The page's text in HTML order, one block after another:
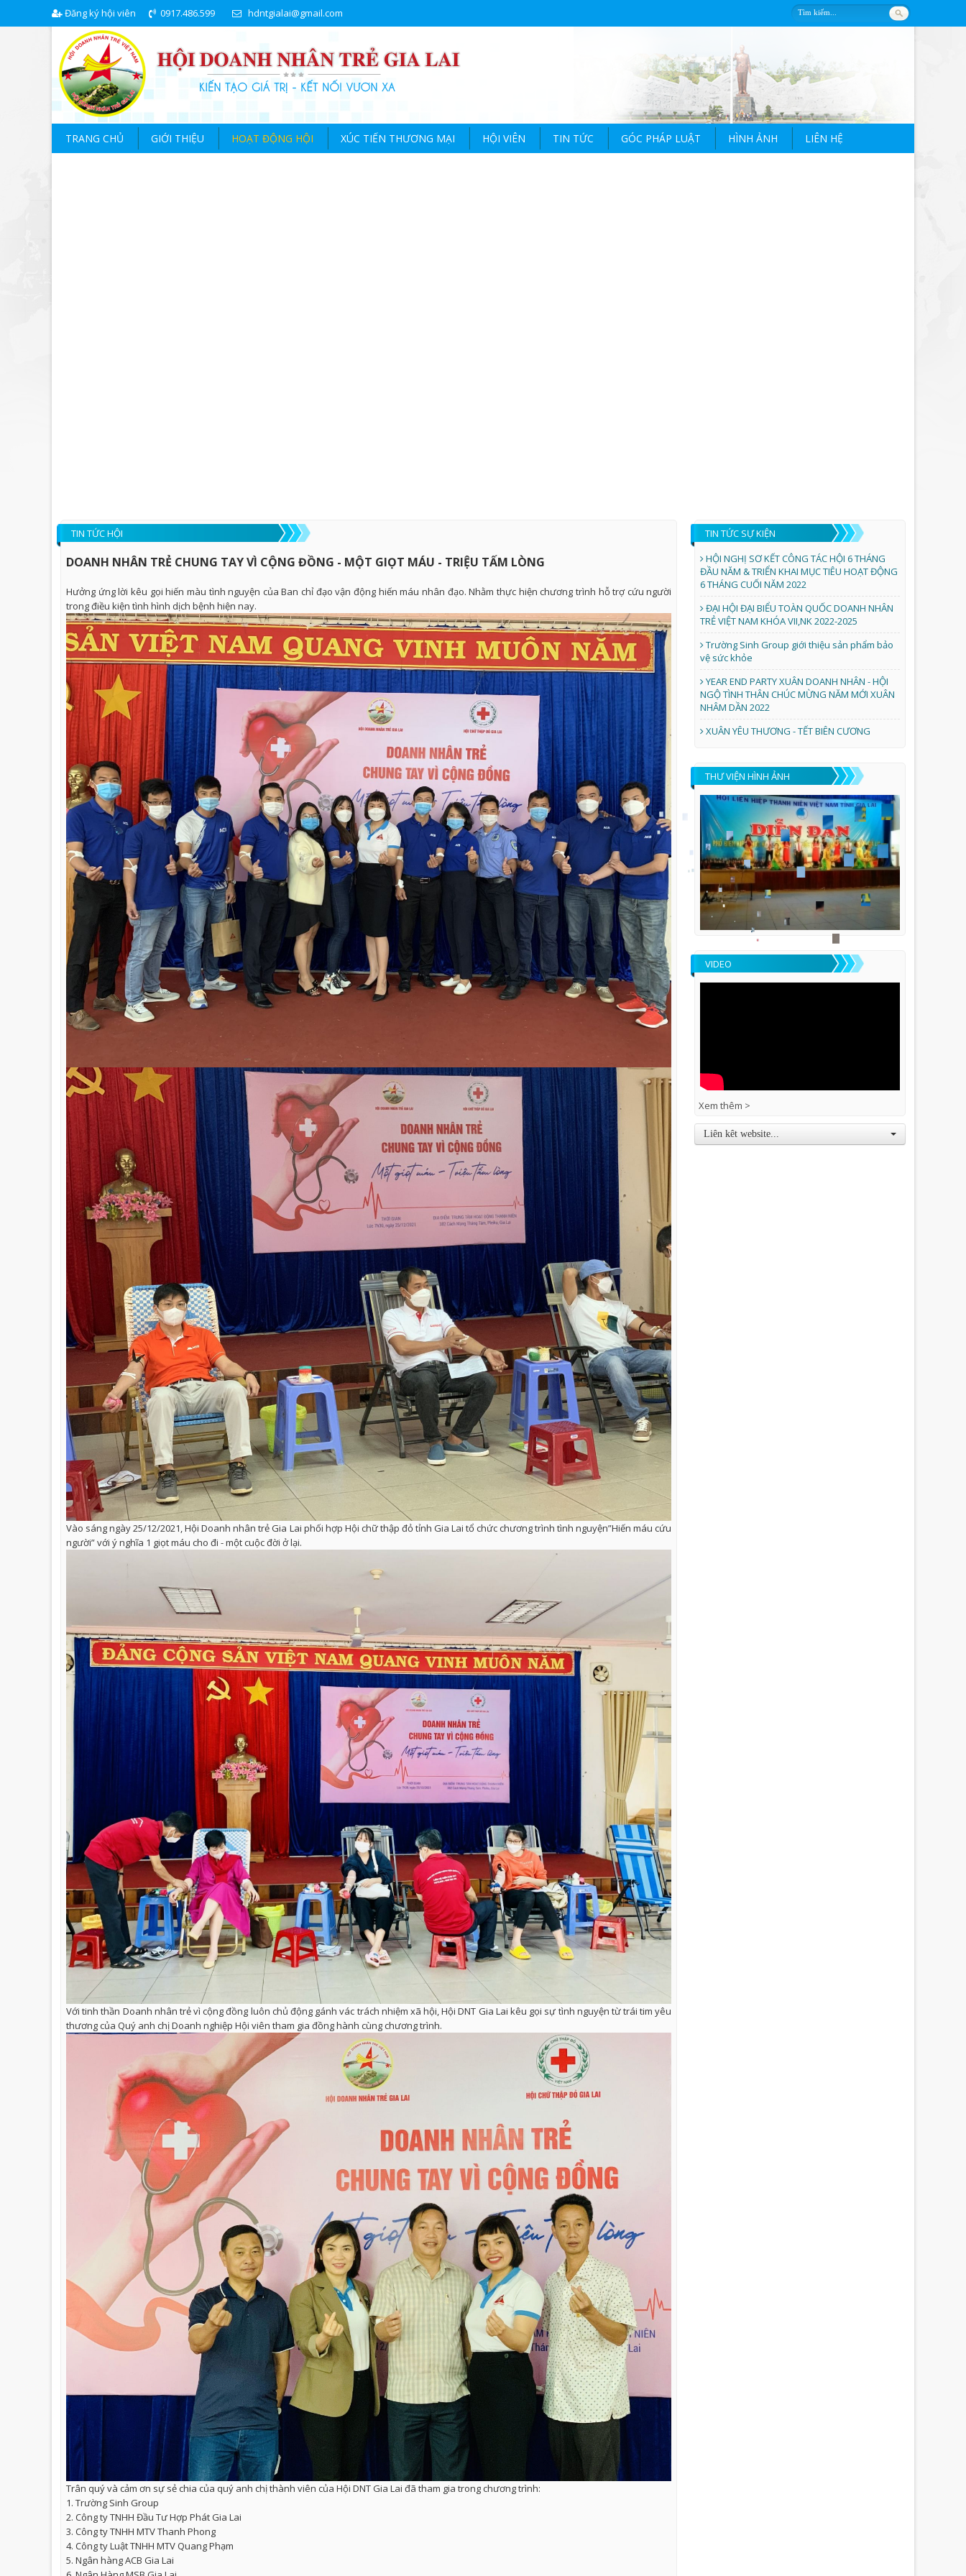
Đăng ký hội viên 0917.486.599 hdntgialai@gmail.com
TRANG CHỦ GIỚI THIỆU HOẠT ĐỘNG HỘI XÚC TIẾN THƯƠNG MẠI HỘI VIÊN TIN TỨC GÓC PHÁP LUẬT HÌNH ẢNH LIÊN HỆ
TIN TỨC HỘI
DOANH NHÂN TRẺ CHUNG TAY VÌ CỘNG ĐỒNG - MỘT GIỌT MÁU - TRIỆU TẤM LÒNG
Hưởng ứng lời kêu gọi hiến màu tình nguyện của Ban chỉ đạo vận động hiến máu nhân đạo. Nhằm thực hiện chương trình hỗ trợ cứu người
trong điều kiện tình hình dịch bệnh hiện nay.
Vào sáng ngày 25/12/2021, Hội Doanh nhân trẻ Gia Lai phối hợp Hội chữ thập đỏ tỉnh Gia Lai tổ chức chương trình tình nguyện”Hiến máu cứu
người” với ý nghĩa 1 giọt máu cho đi - một cuộc đời ở lại.
Với tinh thần Doanh nhân trẻ vì cộng đồng luôn chủ động gánh vác trách nhiệm xã hội, Hội DNT Gia Lai kêu gọi sự tình nguyện từ trái tim yêu
thương của Quý anh chị Doanh nghiệp Hội viên tham gia đồng hành cùng chương trình.
Trân quý và cảm ơn sự sẻ chia của quý anh chị thành viên của Hội DNT Gia Lai đã tham gia trong chương trình:
1. Trường Sinh Group
2. Công ty TNHH Đầu Tư Hợp Phát Gia Lai
3. Công ty TNHH MTV Thanh Phong
4. Công ty Luật TNHH MTV Quang Phạm
5. Ngân hàng ACB Gia Lai
TIN TỨC SỰ KIỆN
HỘI NGHỊ SƠ KẾT CÔNG TÁC HỘI 6 THÁNG
ĐẦU NĂM & TRIỂN KHAI MỤC TIÊU HOẠT ĐỘNG
6 THÁNG CUỐI NĂM 2022
ĐẠI HỘI ĐẠI BIỂU TOÀN QUỐC DOANH NHÂN
TRẺ VIỆT NAM KHÓA VII,NK 2022-2025
Trường Sinh Group giới thiệu sản phẩm bảo
vệ sức khỏe
YEAR END PARTY XUÂN DOANH NHÂN - HỘI
NGỘ TÌNH THÂN CHÚC MỪNG NĂM MỚI XUÂN
NHÂM DẦN 2022
XUÂN YÊU THƯƠNG - TẾT BIÊN CƯƠNG
THƯ VIỆN HÌNH ẢNH
VIDEO
Xem thêm >
Liên kêt website...